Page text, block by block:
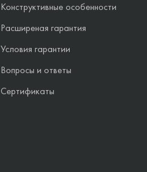
Конструктивные особенности
Расширеная гарантия
Условия гарантии
Вопросы и ответы
Сертификаты